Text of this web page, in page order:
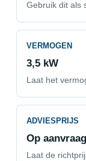
Gebruik dit als
VERMOGEN
3,5 kW
Laat het
ADVIESPRIJS
Op aanvraag
Laat de